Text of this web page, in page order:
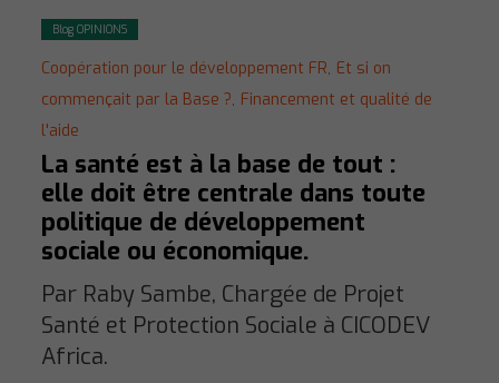
Blog OPINIONS
Coopération pour le développement FR, Et si on
commençait par la Base ?, Financement et qualité de
l'aide
La santé est à la base de tout :
elle doit être centrale dans toute
politique de développement
sociale ou économique.
Par Raby Sambe, Chargée de Projet
Santé et Protection Sociale à CICODEV
Africa.